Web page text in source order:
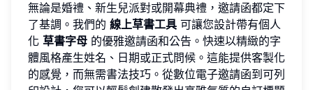
無論是婚禮、新生兒派對或開幕典禮，邀請函都定下
了基調。我們的 線上草書工具 可讓您設計帶有個人
化 草書字母 的優雅邀請函和公告。快速以精緻的字
體風格產生姓名、日期或正式問候。這能提供客製化
的感覺，而無需書法技巧。從數位電子邀請函到可列